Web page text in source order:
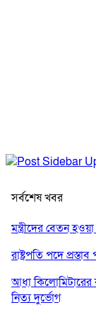
সর্বশেষ খবর
মন্ত্রীদের বেতন
রাষ্ট্রপতি পদে
আধা কিলোমিটারের
নিত্য দুর্ভোগ